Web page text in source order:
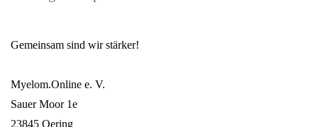
Gemeinsam sind wir stärker!
Myelom.Online e. V.
Sauer Moor 1e
23845 Oering